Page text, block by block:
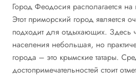
Город Феодосия располагается
Этот приморский город является
подходит для отдыхающих. Здесь
населения небольшая, но
города – это крымские татары.
достопримечательностей стоит